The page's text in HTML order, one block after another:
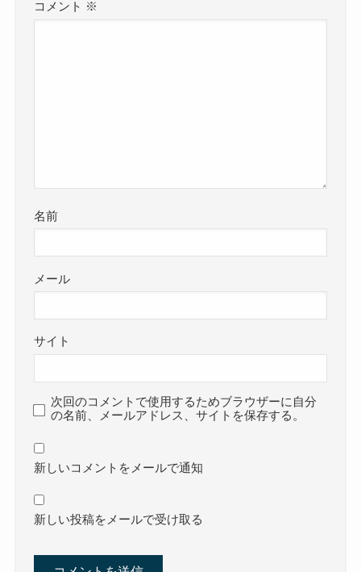
コメント ※
名前
メール
サイト
次回のコメントで使用するためブラウザーに自分
の名前、メールアドレス、サイトを保存する。
新しいコメントをメールで通知
新しい投稿をメールで受け取る